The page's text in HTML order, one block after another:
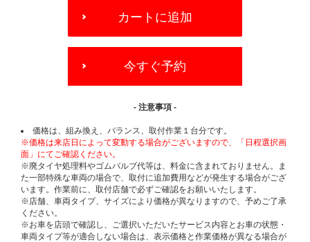
OPTIONS
カートに追加
今すぐ予約
- 注意事項 -
価格は、組み換え、バランス、取付作業１台分です。
※価格は来店日によって変動する場合がございますので、「日程選択画
面」にてご確認ください。
※廃タイヤ処理料やゴムバルブ代等は、料金に含まれておりません。ま
た一部特殊な車両の場合で、取付に追加費用などが発生する場合がござ
います。作業前に、取付店舗で必ずご確認をお願いいたします。
※店舗、車両タイプ、サイズにより価格が異なりますので、予めご了承
ください。
※お車を店頭で確認し、ご選択いただいたサービス内容とお車の状態・
車両タイプ等が適合しない場合は、表示価格と作業価格が異なる場合が